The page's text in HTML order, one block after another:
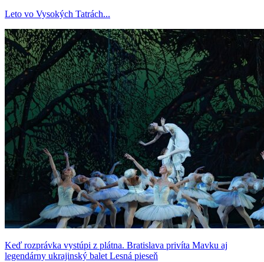
Leto vo Vysokých Tatrách...
Keď rozprávka vystúpi z plátna. Bratislava privíta Mavku aj
legendárny ukrajinský balet Lesná pieseň